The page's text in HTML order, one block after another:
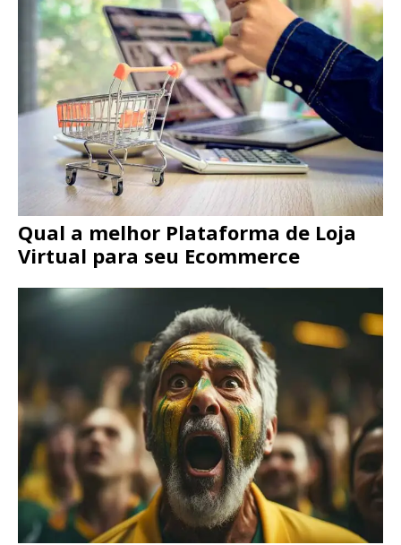
Qual a melhor Plataforma de Loja
Virtual para seu Ecommerce